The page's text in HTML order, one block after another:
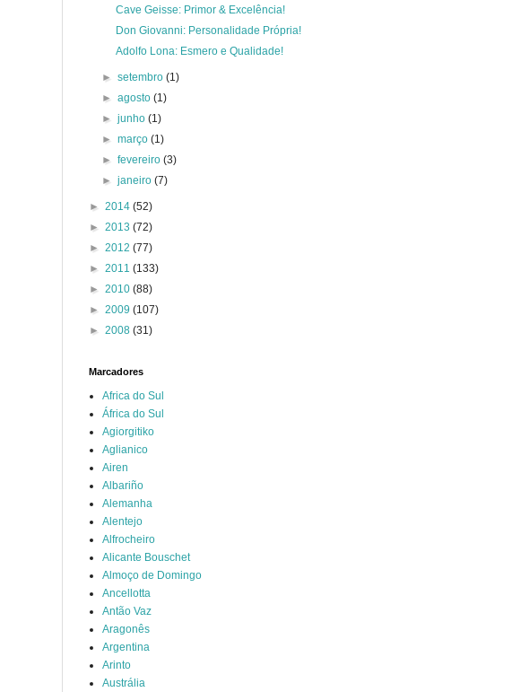
Cave Geisse: Primor & Excelência!
Don Giovanni: Personalidade Própria!
Adolfo Lona: Esmero e Qualidade!
►setembro(1)
►agosto(1)
►junho(1)
►março(1)
►fevereiro(3)
►janeiro(7)
► 2014 (52)
► 2013 (72)
► 2012 (77)
► 2011 (133)
► 2010 (88)
► 2009 (107)
► 2008 (31)
Marcadores
Africa do Sul
África do Sul
Agiorgitiko
Aglianico
Airen
Albariño
Alemanha
Alentejo
Alfrocheiro
Alicante Bouschet
Almoço de Domingo
Ancellotta
Antão Vaz
Aragonês
Argentina
Arinto
Austrália